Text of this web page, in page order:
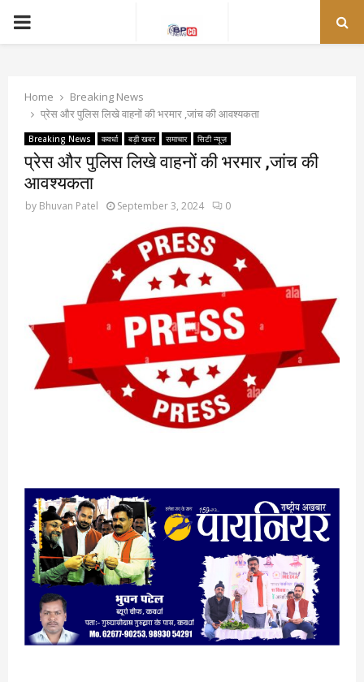
PRIMARY
Home
Breaking News
प्रेस और पुलिस लिखे वाहनों की भरमार ,जांच की आवश्यकता
Breaking News कवर्धा बड़ी खबर समाचार सिटी न्यूज़
प्रेस और पुलिस लिखे वाहनों की भरमार ,जांच की
आवश्यकता
by Bhuvan Patel September 3, 2024 0